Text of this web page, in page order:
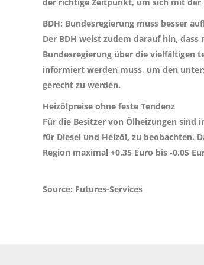
BDH: Bundesregierung muss besser
Der BDH weist zudem darauf hin,
Bundesregierung über die vielfältigen
informiert werden muss, um den
gerecht zu werden.
Heizölpreise ohne feste Tendenz
Für die Besitzer von Ölheizungen sind
für Diesel und Heizöl, zu beobachten.
Region maximal +0,35 Euro bis -0,05
Source: Futures-Services